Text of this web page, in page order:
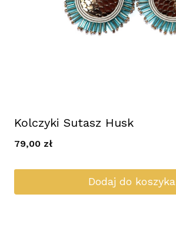
Kolczyki Sutasz Husk
79,00 zł
Dodaj do koszyka